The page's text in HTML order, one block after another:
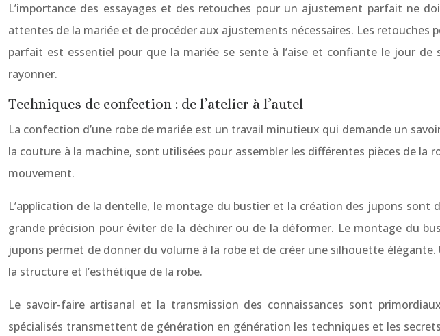
L’importance des essayages et des retouches pour un ajustement parfait ne
attentes de la mariée et de procéder aux ajustements nécessaires. Les
parfait est essentiel pour que la mariée se sente à l’aise et confiante le jour
rayonner.
Techniques de confection : de l’atelier à l’autel
La confection d’une robe de mariée est un travail minutieux qui demande un
la couture à la machine, sont utilisées pour assembler les différentes pièces de
mouvement.
L’application de la dentelle, le montage du bustier et la création des jupons
grande précision pour éviter de la déchirer ou de la déformer. Le montage du
jupons permet de donner du volume à la robe et de créer une silhouette
la structure et l’esthétique de la robe.
Le savoir-faire artisanal et la transmission des connaissances sont
spécialisés transmettent de génération en génération les techniques et les